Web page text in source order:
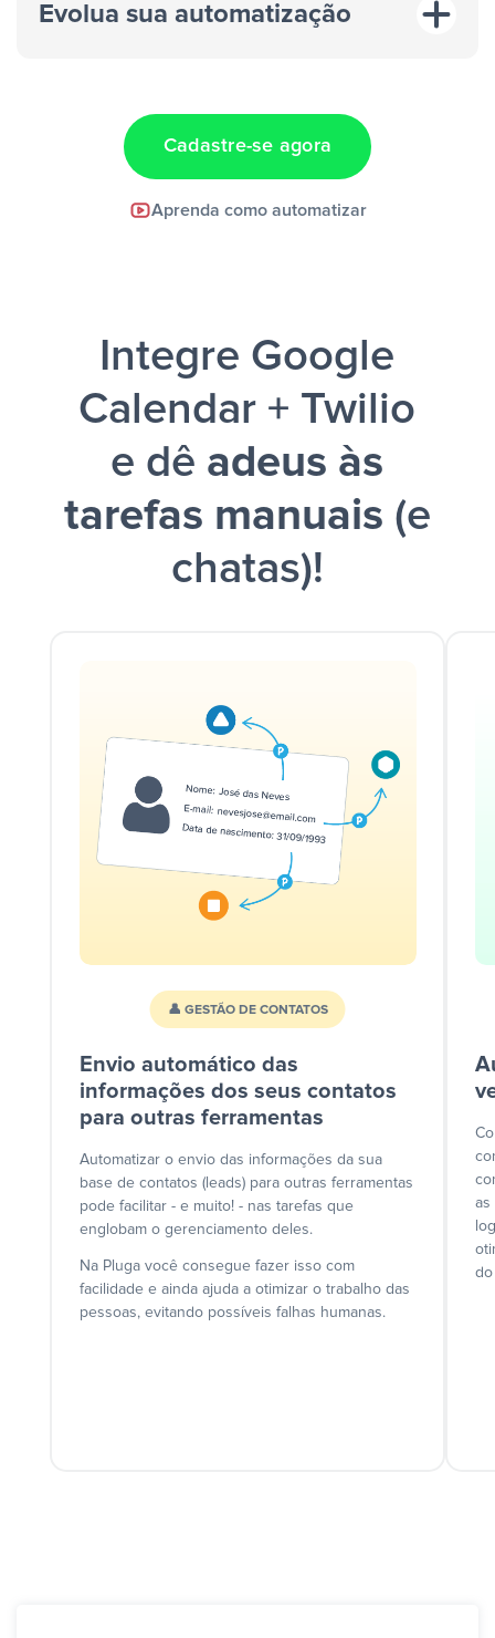
“A cada resposta em um anúncio”
Evolua sua automatização
Cadastre-se agora
Aprenda como automatizar
Integre Google
Calendar + Twilio
e dê adeus às
tarefas manuais (e
chatas)!
👤 GESTÃO DE CONTATOS
Envio automático das
informações dos seus contatos
para outras ferramentas
Automatizar o envio das informações da sua
base de contatos (leads) para outras ferramentas
pode facilitar - e muito! - nas tarefas que
englobam o gerenciamento deles.
Na Pluga você consegue fazer isso com
facilidade e ainda ajuda a otimizar o trabalho das
pessoas, evitando possíveis falhas humanas.
as
do